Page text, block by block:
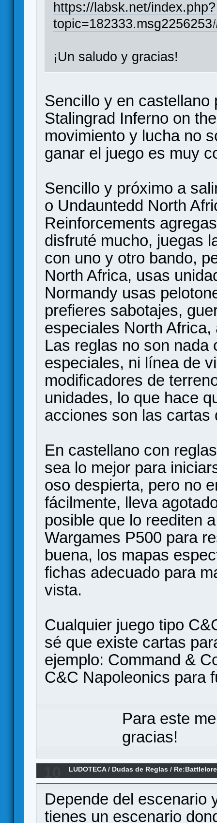
https://labsk.net/index.php?
¡Un saludo y gracias!
Sencillo y en
Stalingrad Inferno on
movimiento y lucha no
ganar el juego es muy
Sencillo y próximo a
o Undauntedd North
Reinforcements
disfruté mucho, juegas
con uno y otro bando,
North Africa, usas
Normandy usas
prefieres sabotajes,
especiales North
Las reglas no son nada
especiales, ni línea de
modificadores de
unidades, lo que hace
acciones son las cartas
En castellano con
sea lo mejor para
oso despierta, pero no
fácilmente, lleva
posible que lo reediten
Wargames P500 para
buena, los mapas
fichas adecuado para
vista.
Cualquier juego tipo
sé que existe cartas
ejemplo: Command &
C&C Napoleonics para
Para este
gracias!
LUDOTECA/ Dudas de Reglas /
Depende del escenario
tienes un escenario